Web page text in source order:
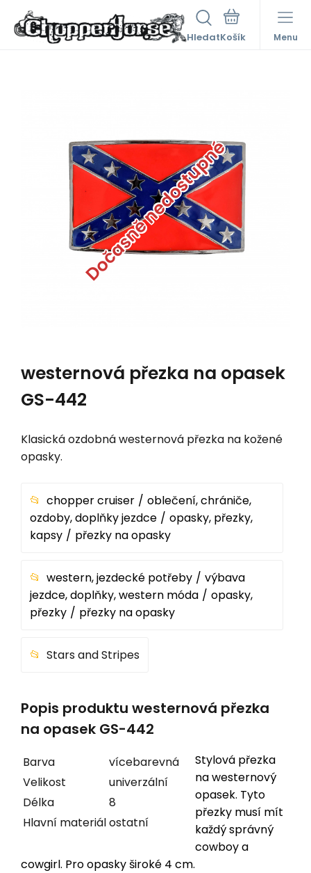
Hledat Menu
Dočasně nedostupné
westernová přezka na opasek
GS-442
Klasická ozdobná westernová přezka na kožené
opasky.
chopper cruiser
oblečení, chrániče,
ozdoby, doplňky jezdce
opasky, přezky,
kapsy
přezky na opasky
western, jezdecké potřeby
výbava
jezdce, doplňky, western móda
opasky,
přezky
přezky na opasky
Stars and Stripes
Popis produktu westernová přezka
na opasek GS-442
Barva
vícebarevná
Velikost
univerzální
Délka
8
Hlavní materiálostatní
Stylová přezka
na westernový
opasek. Tyto
přezky musí mít
každý správný
cowboy a
cowgirl. Pro opasky široké 4 cm.